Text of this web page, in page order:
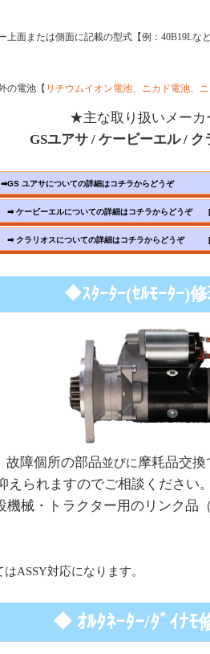
面または側面に記載の型式【例：40B19Lなど
の電池【 リチウムイオン電池、ニカド電池、
★主な取り扱いメーカ
GSユアサ / ケービーエル / ク
➡GS ユアサについての詳細はコチラからどうぞ [
➡ ケービーエルについての詳細はコチラからどうぞ [
➡ クラリオスについての詳細はコチラからどうぞ [
◆ｽﾀｰﾀｰ(ｾﾙﾓｰﾀｰ)
故障個所の部品並びに摩耗品交換
られますのでご相談ください。
機械・トラクター用のリンク品
ASSY対応になります。
◆ ｵﾙﾀﾈｰﾀｰ/ﾀﾞｲﾅﾓ